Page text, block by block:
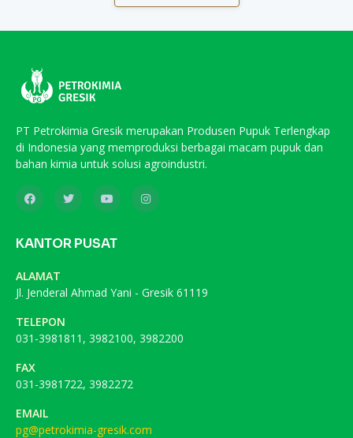
PT Petrokimia Gresik merupakan Produsen Pupuk Terlengkap
di Indonesia yang memproduksi berbagai macam pupuk dan
bahan kimia untuk solusi agroindustri.
KANTOR PUSAT
ALAMAT
Jl. Jenderal Ahmad Yani - Gresik 61119
TELEPON
031-3981811, 3982100, 3982200
FAX
031-3981722, 3982272
EMAIL
pg@petrokimia-gresik.com